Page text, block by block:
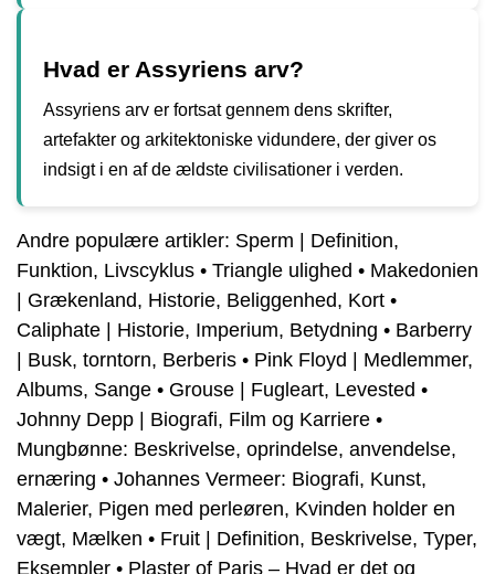
Hvad er Assyriens arv?
Assyriens arv er fortsat gennem dens skrifter,
artefakter og arkitektoniske vidundere, der giver os
indsigt i en af ​​de ældste civilisationer i verden.
Andre populære artikler: Sperm | Definition,
Funktion, Livscyklus • Triangle ulighed • Makedonien
| Grækenland, Historie, Beliggenhed, Kort •
Caliphate | Historie, Imperium, Betydning • Barberry
| Busk, torntorn, Berberis • Pink Floyd | Medlemmer,
Albums, Sange • Grouse | Fugleart, Levested •
Johnny Depp | Biografi, Film og Karriere •
Mungbønne: Beskrivelse, oprindelse, anvendelse,
ernæring • Johannes Vermeer: Biografi, Kunst,
Malerier, Pigen med perleøren, Kvinden holder en
vægt, Mælken • Fruit | Definition, Beskrivelse, Typer,
Eksempler • Plaster of Paris – Hvad er det og